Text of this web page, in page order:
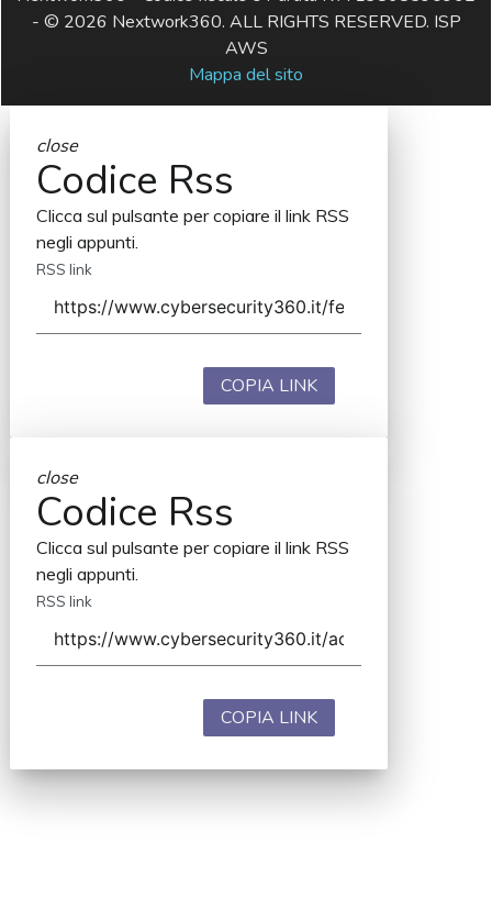
- © 2026 Nextwork360. ALL RIGHTS RESERVED. ISP
AWS
Mappa del sito
close
Codice Rss
Clicca sul pulsante per copiare il link RSS
negli appunti.
RSS link
COPIA LINK
close
Codice Rss
Clicca sul pulsante per copiare il link RSS
negli appunti.
RSS link
COPIA LINK